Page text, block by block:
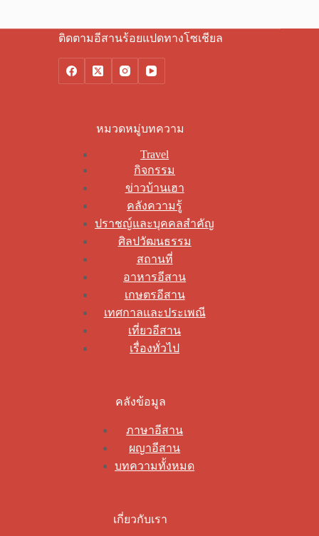
ติดตามอีสานร้อยแปดทางโซเชียล
หมวดหมู่บทความ
Travel
กิจกรรม
ข่าวบ้านเฮา
คลังความรู้
ปราชญ์และบุคคลสำคัญ
ศิลปวัฒนธรรม
สถานที่
อาหารอีสาน
เกษตรอีสาน
เทศกาลและประเพณี
เที่ยวอีสาน
เรื่องทั่วไป
คลังข้อมูล
ภาษาอีสาน
ผญาอีสาน
บทความทั้งหมด
เกี่ยวกับเรา